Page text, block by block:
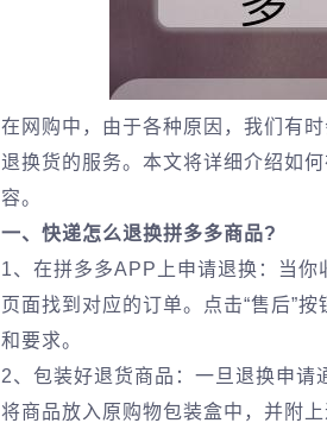
在网购中，由于各种原因，我们有
退换货的服务。本文将详细介绍如
容。
一、快递怎么退换拼多多商品?
1、在拼多多APP上申请退换：当
页面找到对应的订单。点击“售后”
和要求。
2、包装好退货商品：一旦退换申请
将商品放入原购物包装盒中，并附